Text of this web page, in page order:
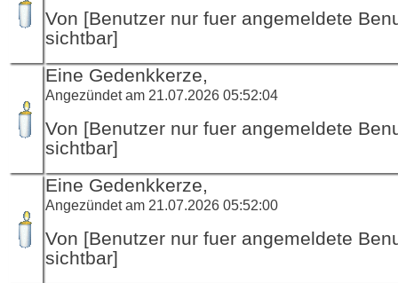
Von [Benutzer nur fuer angemeldete
sichtbar]
Eine Gedenkkerze,
Angezündet am 21.07.2026 05:52:04
Von [Benutzer nur fuer angemeldete
sichtbar]
Eine Gedenkkerze,
Angezündet am 21.07.2026 05:52:00
Von [Benutzer nur fuer angemeldete
sichtbar]